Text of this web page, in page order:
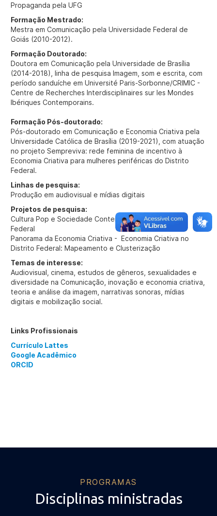
Propaganda pela UFG
Formação Mestrado:
Mestra em Comunicação pela Universidade Federal de
Goiás (2010-2012).
Formação Doutorado:
Doutora em Comunicação pela Universidade de Brasília
(2014-2018), linha de pesquisa Imagem, som e escrita, com
período sanduíche em Université Paris-Sorbonne/CRIMIC -
Centre de Recherches Interdisciplinaires sur les Mondes
Ibériques Contemporains.
Formação Pós-doutorado:
Pós-doutorado em Comunicação e Economia Criativa pela
Universidade Católica de Brasília (2019-2021), com atuação
no projeto Sempreviva: rede feminina de incentivo à
Economia Criativa para mulheres periféricas do Distrito
Federal.
Linhas de pesquisa:
Produção em audiovisual e mídias digitais
Projetos de pesquisa:
Cultura Pop e Sociedade Contemporânea no Distrito
Federal
Panorama da Economia Criativa - Economia Criativa no
Distrito Federal: Mapeamento e Clusterização
Temas de interesse:
Audiovisual, cinema, estudos de gêneros, sexualidades e
diversidade na Comunicação, inovação e economia criativa,
teoria e análise da imagem, narrativas sonoras, mídias
digitais e mobilização social.
Links Profissionais
Currículo Lattes
Google Acadêmico
ORCID
PROGRAMAS
Disciplinas ministradas